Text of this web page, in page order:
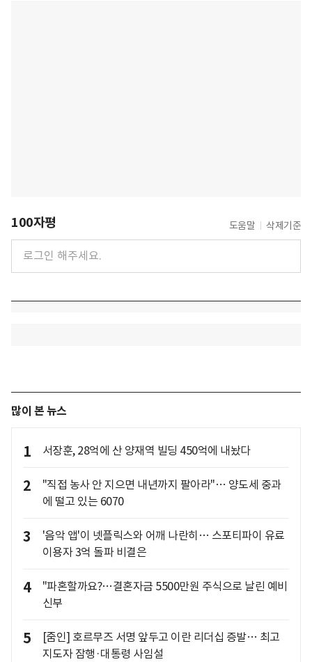
100자평 도움말 삭제기준
많이 본 뉴스
1 서장훈, 28억에 산 양재역 빌딩 450억에 내놨다
2
"직접 농사 안 지으면 내년까지 팔아라"… 양도세 중과
에 떨고 있는 6070
3
'음악 앱'이 넷플릭스와 어깨 나란히… 스포티파이 유료
이용자 3억 돌파 비결은
4
"파혼할까요?…결혼자금 5500만원 주식으로 날린 예비
신부
5
[줌인] 호르무즈 서명 앞두고 이란 리더십 증발… 최고
지도자 잠행·대통령 사임설